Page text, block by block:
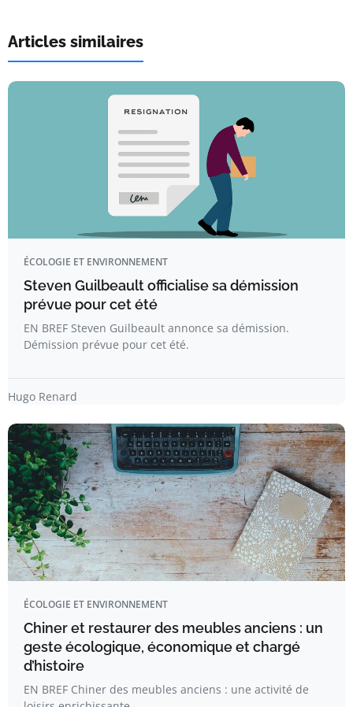
Articles similaires
ÉCOLOGIE ET ENVIRONNEMENT
Steven Guilbeault officialise sa démission
prévue pour cet été
EN BREF Steven Guilbeault annonce sa démission.
Démission prévue pour cet été.
Hugo Renard
ÉCOLOGIE ET ENVIRONNEMENT
Chiner et restaurer des meubles anciens : un
geste écologique, économique et chargé
d’histoire
EN BREF Chiner des meubles anciens : une activité de